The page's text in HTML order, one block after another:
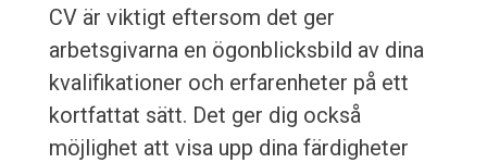
CV är viktigt eftersom det ger
arbetsgivarna en ögonblicksbild av dina
kvalifikationer och erfarenheter på ett
kortfattat sätt. Det ger dig också
möjlighet att visa upp dina färdigheter